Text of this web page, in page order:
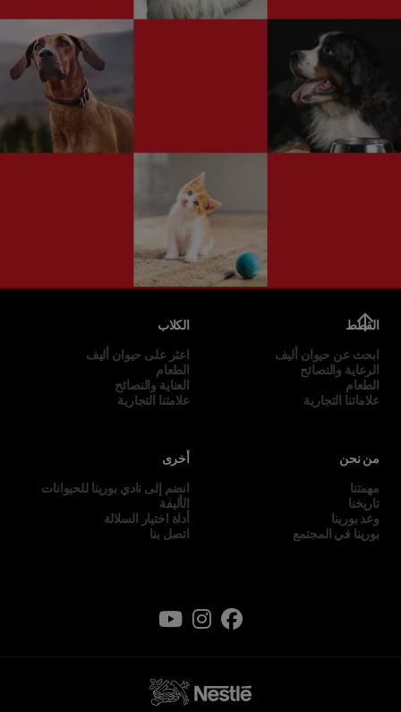
القطط
ابحث عن حيوان أليف
الرعاية والنصائح
الطعام
علاماتنا التجارية
الكلاب
اعثر على حيوان أليف
الطعام
العناية والنصائح
علامتنا التجارية
من نحن
مهمتنا
تاريخنا
وعد بورينا
بورينا في المجتمع
أخرى
انضم إلى نادي بورينا للحيوانات
الأليفة
أداة اختيار السلالة
اتصل بنا